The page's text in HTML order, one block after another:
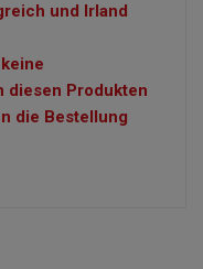
und Irland
diesen Produkten
die Bestellung